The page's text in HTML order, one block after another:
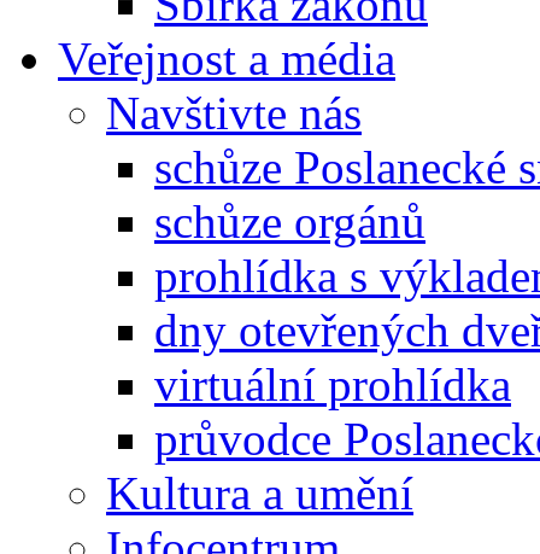
Veřejnost a média
Navštivte nás
schůze Poslanecké
schůze orgánů
prohlídka s
dny otevřených
virtuální prohlídka
průvodce
Kultura a umění